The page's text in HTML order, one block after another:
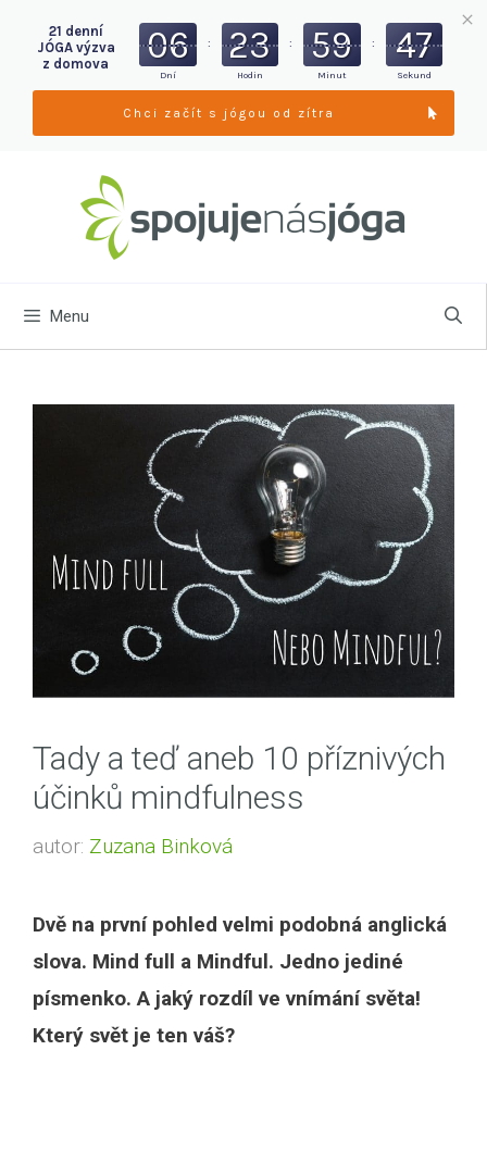
Menu
Tady a teď aneb 10 příznivých
účinků mindfulness
autor: Zuzana Binková
Dvě na první pohled velmi podobná anglická
slova. Mind full a Mindful. Jedno jediné
písmenko. A jaký rozdíl ve vnímání světa!
Který svět je ten váš?
21 denní
JÓGA výzva
z domova
06
Dní
: 23
Hodin
: 59
Minut
: 45
Sekund
Chci začít s jógou od zítra